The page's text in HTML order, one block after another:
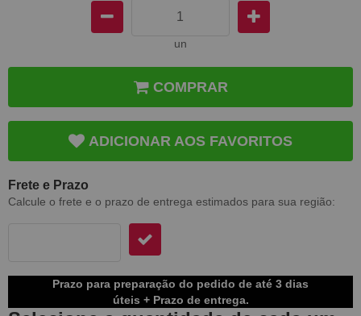
un
COMPRAR
ADICIONAR AOS FAVORITOS
Frete e Prazo
Calcule o frete e o prazo de entrega estimados para sua região:
Prazo para preparação do pedido de até 3 dias
úteis + Prazo de entrega.